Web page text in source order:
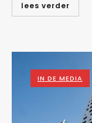
lees verder
IN DE MEDIA